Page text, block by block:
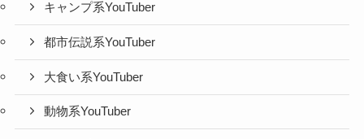
キャンプ系YouTuber
都市伝説系YouTuber
大食い系YouTuber
動物系YouTuber